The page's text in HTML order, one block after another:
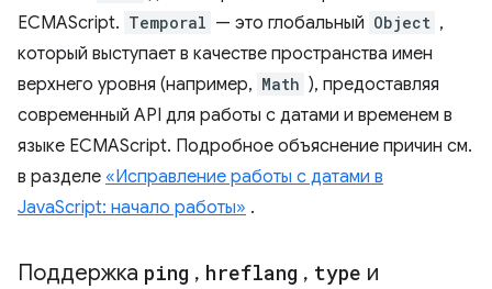
ECMAScript. Temporal — это глобальный Object ,
который выступает в качестве пространства имен
верхнего уровня (например, Math ), предоставляя
современный API для работы с датами и временем в
языке ECMAScript. Подробное объяснение причин см.
в разделе «Исправление работы с датами в
JavaScript: начало работы» .
Поддержка ping , hreflang , type и